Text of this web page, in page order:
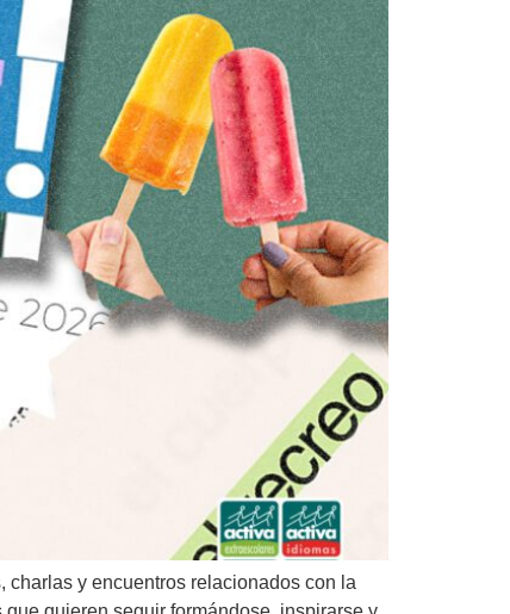
charlas y encuentros relacionados con la